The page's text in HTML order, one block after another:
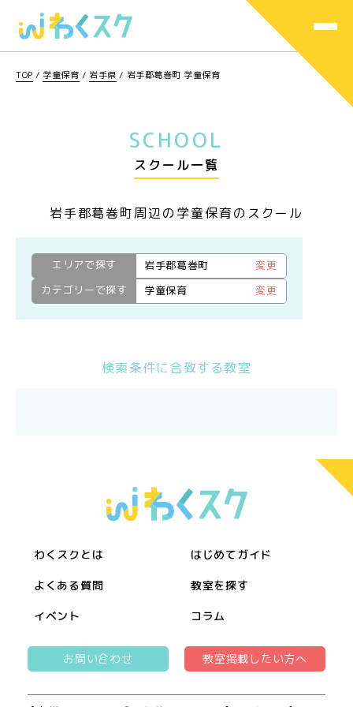
TOP / 学童保育 / 岩手県 / 岩手郡葛巻町 学童保育
SCHOOL
スクール一覧
岩手郡葛巻町周辺の学童保育のスクール
エリアで探す 岩手郡葛巻町
変更
カテゴリーで探す
学童保育 変更
検索条件に合致する教室
わくスクとは はじめてガイド
よくある質問 教室を探す
イベント コラム
お問い合わせ 教室掲載したい方へ